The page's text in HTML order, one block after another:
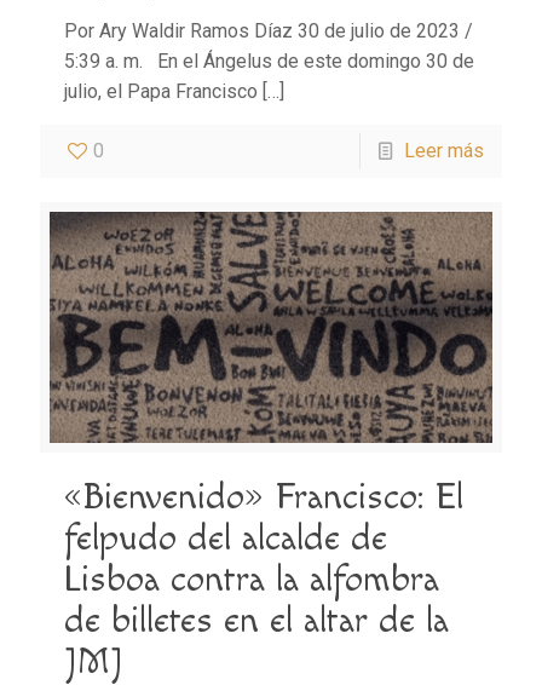
Por Ary Waldir Ramos Díaz 30 de julio de 2023 /
5:39 a. m. En el Ángelus de este domingo 30 de
julio, el Papa Francisco […]
0 Leer más
«Bienvenido» Francisco: El
felpudo del alcalde de
Lisboa contra la alfombra
de billetes en el altar de la
JMJ